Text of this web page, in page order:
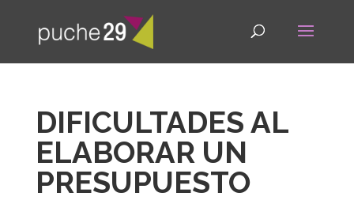
DIFICULTADES AL
ELABORAR UN
PRESUPUESTO